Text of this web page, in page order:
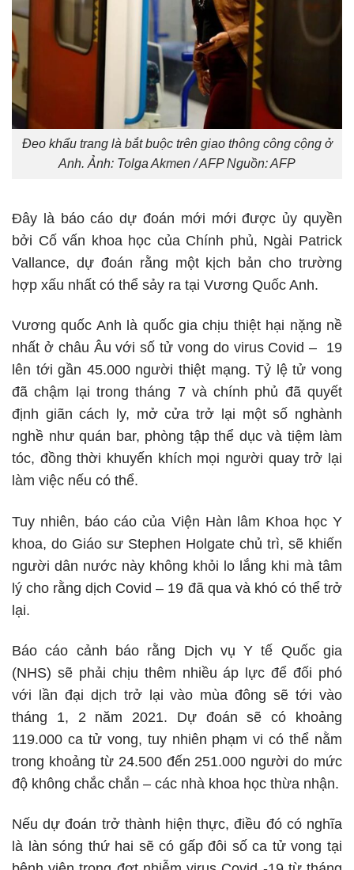
Đeo khẩu trang là bắt buộc trên giao thông công cộng ở
Anh. Ảnh: Tolga Akmen / AFP Nguồn: AFP
Đây là báo cáo dự đoán mới mới được ủy quyền
bởi Cố vấn khoa học của Chính phủ, Ngài Patrick
Vallance, dự đoán rằng một kịch bản cho trường
hợp xấu nhất có thể sảy ra tại Vương Quốc Anh.
Vương quốc Anh là quốc gia chịu thiệt hại nặng nề
nhất ở châu Âu với số tử vong do virus Covid – 19
lên tới gần 45.000 người thiệt mạng. Tỷ lệ tử vong
đã chậm lại trong tháng 7 và chính phủ đã quyết
định giãn cách ly, mở cửa trở lại một số nghành
nghề như quán bar, phòng tập thể dục và tiệm làm
tóc, đồng thời khuyến khích mọi người quay trở lại
làm việc nếu có thể.
Tuy nhiên, báo cáo của Viện Hàn lâm Khoa học Y
khoa, do Giáo sư Stephen Holgate chủ trì, sẽ khiến
người dân nước này không khỏi lo lắng khi mà tâm
lý cho rằng dịch Covid – 19 đã qua và khó có thể trở
lại.
Báo cáo cảnh báo rằng Dịch vụ Y tế Quốc gia
(NHS) sẽ phải chịu thêm nhiều áp lực để đối phó
với lần đại dịch trở lại vào mùa đông sẽ tới vào
tháng 1, 2 năm 2021. Dự đoán sẽ có khoảng
119.000 ca tử vong, tuy nhiên phạm vi có thể nằm
trong khoảng từ 24.500 đến 251.000 người do mức
độ không chắc chắn – các nhà khoa học thừa nhận.
Nếu dự đoán trở thành hiện thực, điều đó có nghĩa
là làn sóng thứ hai sẽ có gấp đôi số ca tử vong tại